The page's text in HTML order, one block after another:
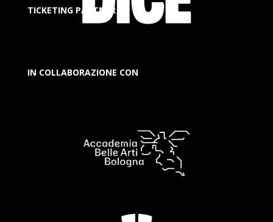
TICKETING PARTNER
IN COLLABORAZIONE CON